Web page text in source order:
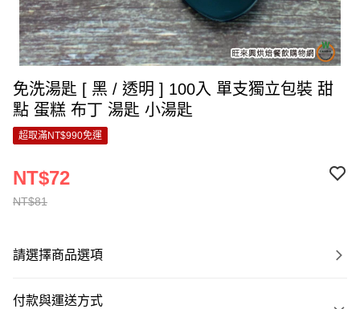
免洗湯匙 [ 黑 / 透明 ] 100入 單支獨立包裝 甜
點 蛋糕 布丁 湯匙 小湯匙
超取滿NT$990免運
NT$81
NT$72
請選擇商品選項
付款與運送方式